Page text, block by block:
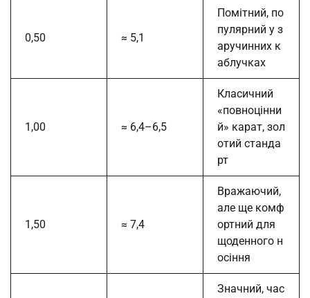
0,50 ≈ 5,1
Помітний, по
пулярний у з
аручинних к
аблучках
1,00 ≈ 6,4–6,5
Класичний
«повноцінни
й» карат, зол
отий станда
рт
1,50 ≈ 7,4
Вражаючий,
але ще комф
ортний для
щоденного н
осіння
Значний, час